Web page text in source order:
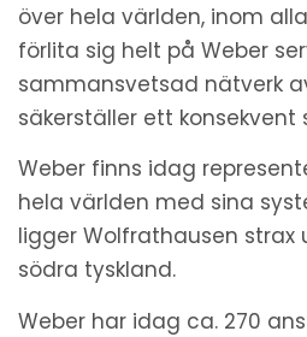
över hela världen, inom
förlita sig helt på Weber
sammansvetsad nätverk
säkerställer ett konsekvent
Weber finns idag
hela världen med sina
ligger Wolfrathausen strax
södra tyskland.
Weber har idag ca. 270